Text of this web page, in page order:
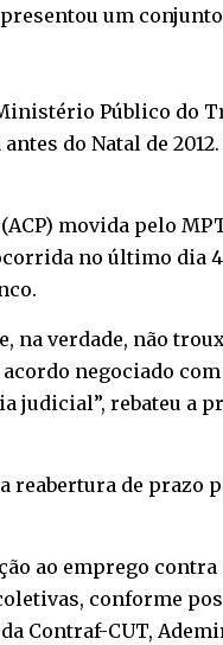
um conjunto
Público do
do Natal de
movida pelo
no último dia
verdade, não
negociado
judicial”, rebateu a
de prazo
ao emprego
conforme
Contraf-CUT,